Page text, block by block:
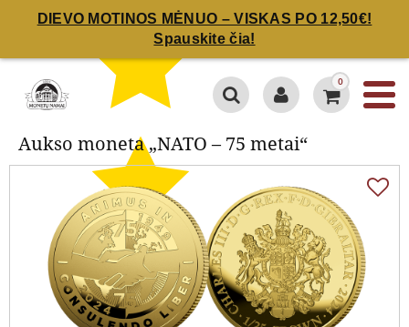
DIEVO MOTINOS MĖNUO – VISKAS PO 12,50€!
Spauskite čia!
0
Aukso moneta „NATO – 75 metai“
Aukso moneta „NATO – 75 metai“